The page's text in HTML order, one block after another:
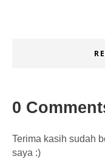
0
Terima kasih sudah
saya :)